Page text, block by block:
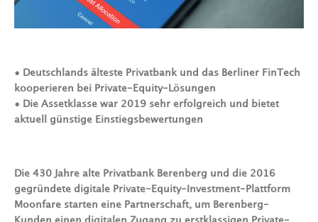
• Deutschlands älteste Privatbank und das Berliner FinTech
kooperieren bei Private-Equity-Lösungen
• Die Assetklasse war 2019 sehr erfolgreich und bietet
aktuell günstige Einstiegsbewertungen
Die 430 Jahre alte Privatbank Berenberg und die 2016
gegründete digitale Private-Equity-Investment-Plattform
Moonfare starten eine Partnerschaft, um Berenberg-
Kunden einen digitalen Zugang zu erstklassigen Private-